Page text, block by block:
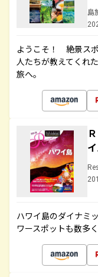
島
ようこそ！ 絶景ス
人たちが教えてくれ
旅へ。
ハワイ島のダイナミ
ワースポットも数多